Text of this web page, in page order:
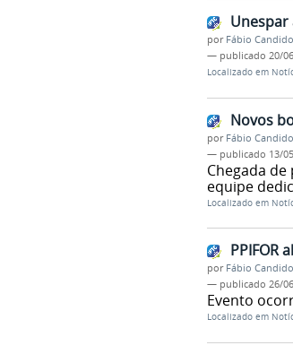
por Fábio
— publicado 20/
Localizado em
Novos
por Fábio
— publicado 13/
Chegada
equipe
Localizado em
PPIFOR
por Fábio
— publicado 26/
Evento
Localizado em